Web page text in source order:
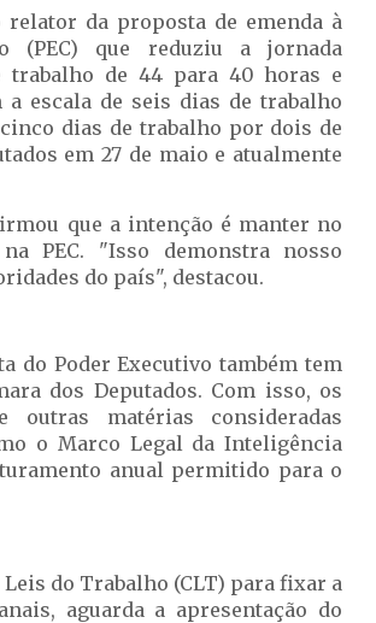
relator da proposta de emenda à
(PEC) que reduziu a jornada
trabalho de 44 para 40 horas e
a escala de seis dias de trabalho
dias de trabalho por dois de
em 27 de maio e atualmente
que a intenção é manter no
PEC. "Isso demonstra nosso
do país", destacou.
do Poder Executivo também tem
dos Deputados. Com isso, os
outras matérias consideradas
o Marco Legal da Inteligência
anual permitido para o
Leis do Trabalho (CLT) para fixar a
aguarda a apresentação do